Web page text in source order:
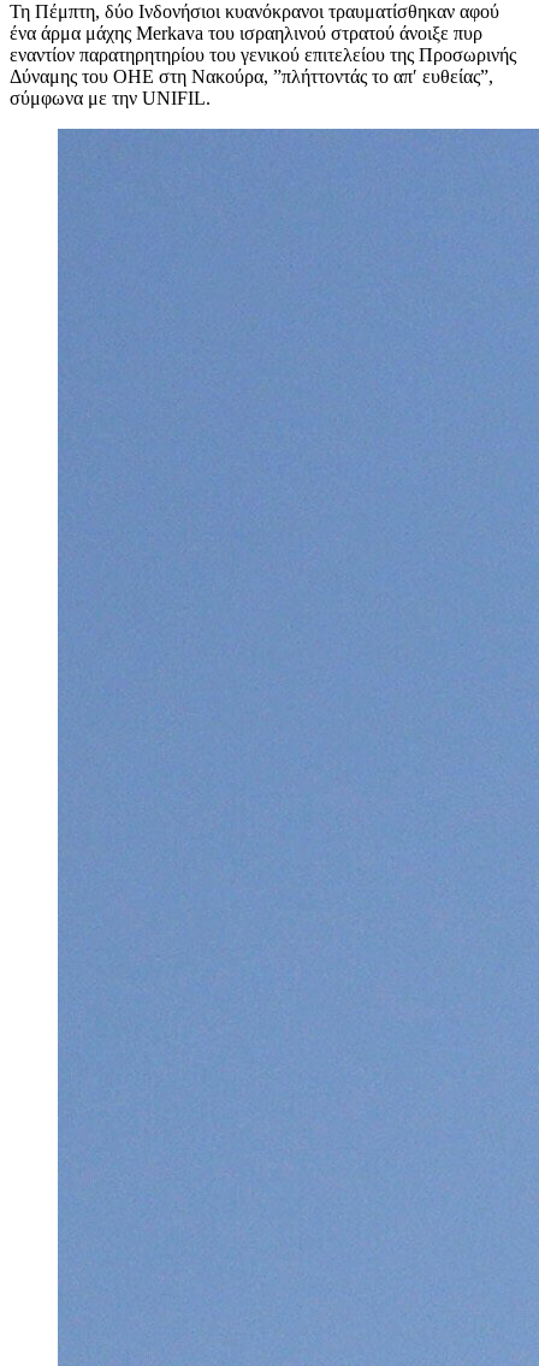
Τη Πέμπτη, δύο Ινδονήσιοι κυανόκρανοι τραυματίσθηκαν αφού
ένα άρμα μάχης Merkava του ισραηλινού στρατού άνοιξε πυρ
εναντίον παρατηρητηρίου του γενικού επιτελείου της Προσωρινής
Δύναμης του ΟΗΕ στη Νακούρα, ”πλήττοντάς το απ′ ευθείας”,
σύμφωνα με την UNIFIL.